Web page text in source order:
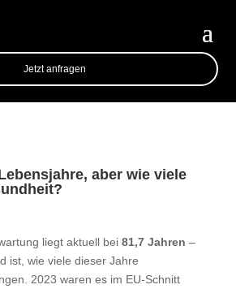
Jetzt anfragen
Lebensjahre, aber wie viele
liegt aktuell bei 81,7 Jahren –
ist, wie viele dieser Jahre
2023 waren es im EU-Schnitt